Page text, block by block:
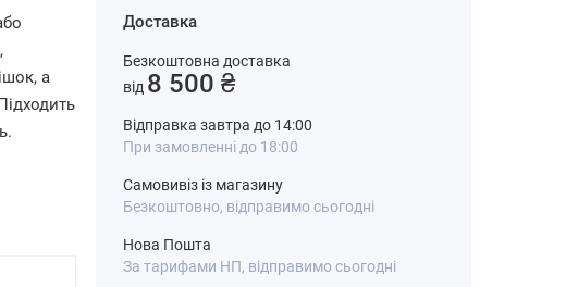
а
Доставка
Безкоштовна доставка
від 8 500 ₴
Відправка завтра до 14:00
При замовленні до 18:00
Самовивіз із магазину
Безкоштовно, відправимо сьогодні
Нова Пошта
За тарифами НП, відправимо сьогодні